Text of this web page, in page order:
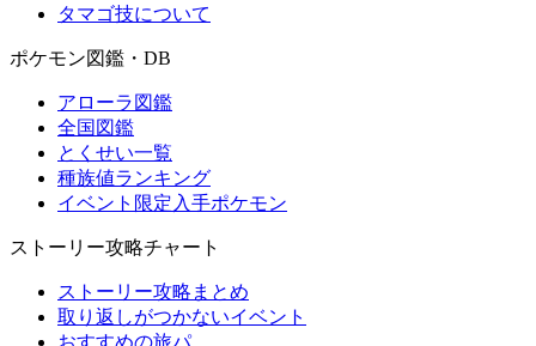
タマゴ技について
ポケモン図鑑・DB
アローラ図鑑
全国図鑑
とくせい一覧
種族値ランキング
イベント限定入手ポケモン
ストーリー攻略チャート
ストーリー攻略まとめ
取り返しがつかないイベント
おすすめの旅パ